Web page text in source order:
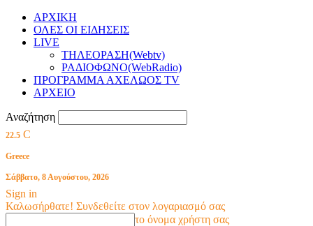
ΑΡΧΙΚΗ
ΟΛΕΣ ΟΙ ΕΙΔΗΣΕΙΣ
LIVE
ΤΗΛΕΟΡΑΣΗ(Webtv)
ΡΑΔΙΟΦΩΝΟ(WebRadio)
ΠΡΟΓΡΑΜΜΑ ΑΧΕΛΩΟΣ TV
ΑΡΧΕΙΟ
Αναζήτηση
22.5 C
Greece
Σάββατο, 8 Αυγούστου, 2026
Sign in
Καλωσήρθατε! Συνδεθείτε στον λογαριασμό σας
το όνομα χρήστη σας